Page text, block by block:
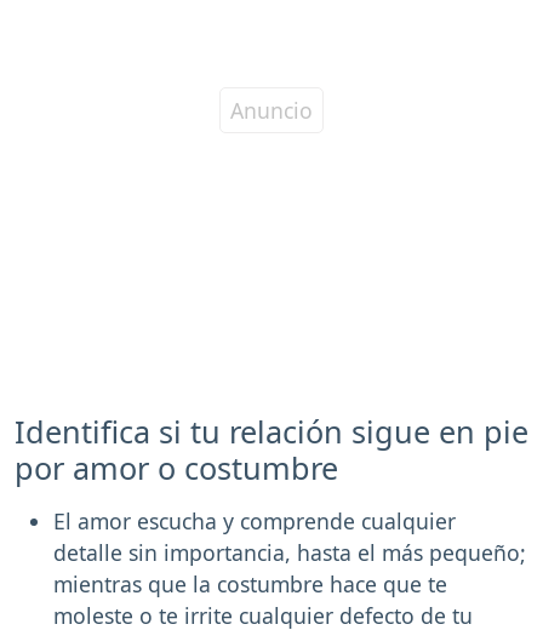
Identifica si tu relación sigue en pie
por amor o costumbre
El amor escucha y comprende cualquier
detalle sin importancia, hasta el más pequeño;
mientras que la costumbre hace que te
moleste o te irrite cualquier defecto de tu